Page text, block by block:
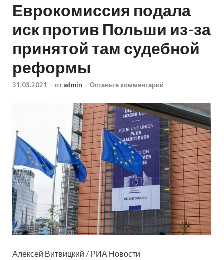
Еврокомиссия подала
иск против Польши из-за
принятой там судебной
реформы
31.03.2021 - от admin - Оставьте комментарий
Алексей Витвицкий / РИА Новости